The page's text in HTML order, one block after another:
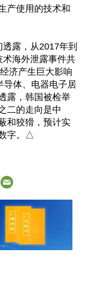
产使用的技术和
露，从2017年到
海外泄露事件共
济产生巨大影响
导体、电器电子居
露，韩国被检举
二的走向是中
和狡猾，预计实